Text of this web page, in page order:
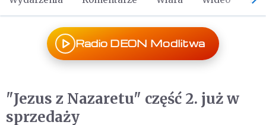
Radio DEON Modlitwa
"Jezus z Nazaretu" część 2. już w
sprzedaży